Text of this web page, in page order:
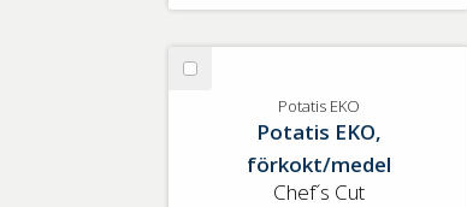
Välj
Potatis EKO
Potatis EKO,
förkokt/medel
Chef´s Cut